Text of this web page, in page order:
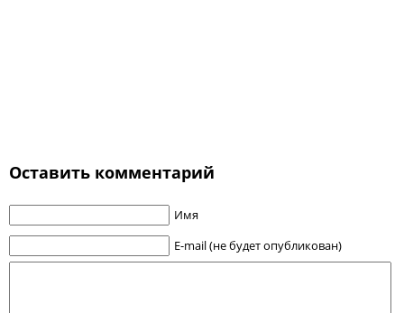
Оставить комментарий
Имя
E-mail (не будет опубликован)